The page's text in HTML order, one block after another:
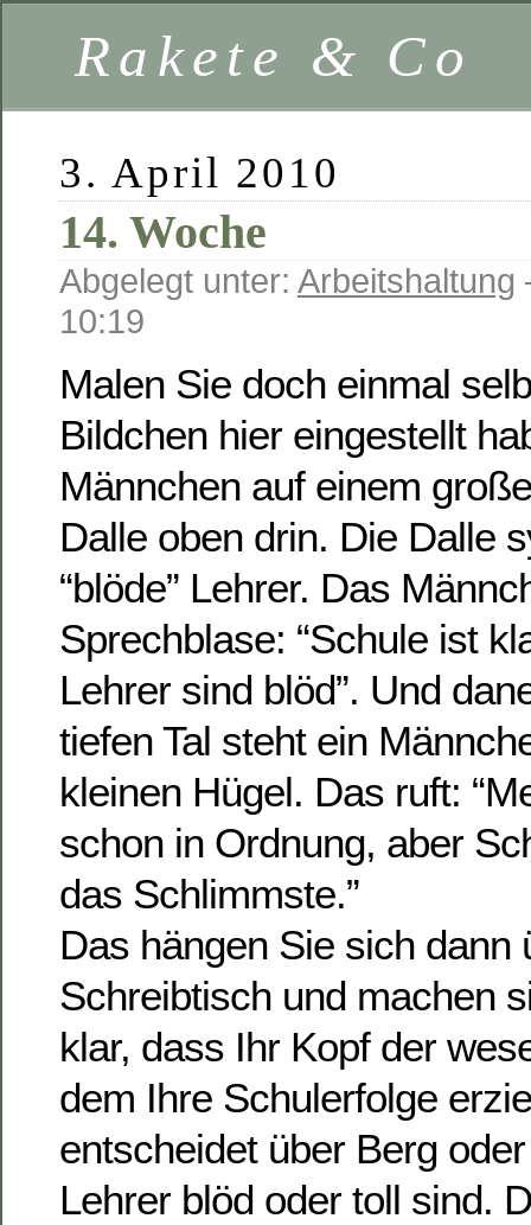
Rakete & Co
3. April 2010
14. Woche
Abgelegt unter: Arbeitshaltung
10:19
Malen Sie doch einmal
Bildchen hier eingestellt
Männchen auf einem
Dalle oben drin. Die Dalle
“blöde” Lehrer. Das
Sprechblase: “Schule ist
Lehrer sind blöd”. Und
tiefen Tal steht ein
kleinen Hügel. Das ruft:
schon in Ordnung, aber
das Schlimmste.”
Das hängen Sie sich dann
Schreibtisch und machen
klar, dass Ihr Kopf der
dem Ihre Schulerfolge
entscheidet über Berg
Lehrer blöd oder toll sind.